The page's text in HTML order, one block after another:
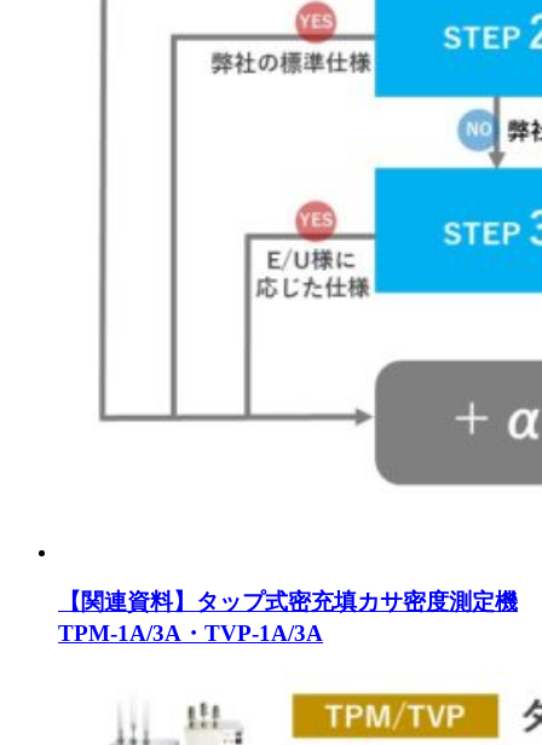
【関連資料】タップ式密充填カサ密度測定機
TPM-1A/3A・TVP-1A/3A